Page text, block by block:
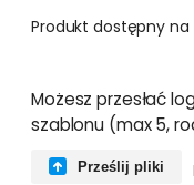
Produkt dostępny
Możesz przesłać
szablonu (max 5,
Prześlij pliki